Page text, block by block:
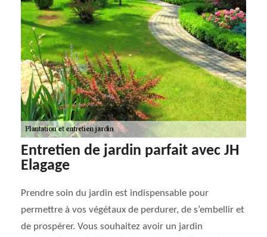
Entretien de jardin parfait avec JH
Elagage
Prendre soin du jardin est indispensable pour
permettre à vos végétaux de perdurer, de s’embellir et
de prospérer. Vous souhaitez avoir un jardin